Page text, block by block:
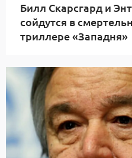
Билл Скарсгард и
сойдутся в
триллере «Западня»